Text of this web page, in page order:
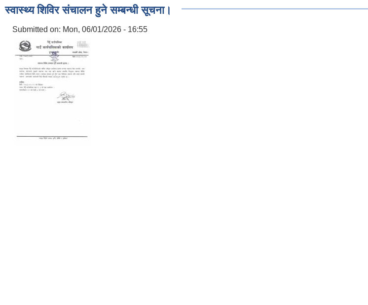
स्वास्थ्य शिविर संचालन हुने सम्बन्धी सूचना।
Submitted on: Mon, 06/01/2026 - 16:55